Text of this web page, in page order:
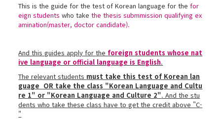
This is the guide for the test of Korean language for thefor
eign studentswho takethe thesis submmission qualifying ex
amination(master, doctor candidate).
And this guides apply for the foreign students whose nat
ive language or official language is English.
The relevant students must take this test of Korean lan
guage OR take the class "Korean Language and Cultu
re 1" or "Korean Language and Culture 2". And the stu
dents who take these class have to get the credit above "C-
"